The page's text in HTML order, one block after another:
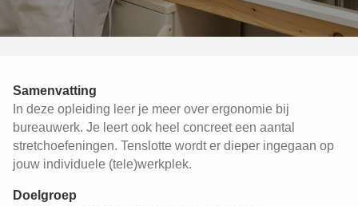
Samenvatting
In deze opleiding leer je meer over ergonomie bij
bureauwerk. Je leert ook heel concreet een aantal
stretchoefeningen. Tenslotte wordt er dieper ingegaan op
jouw individuele (tele)werkplek.
Doelgroep